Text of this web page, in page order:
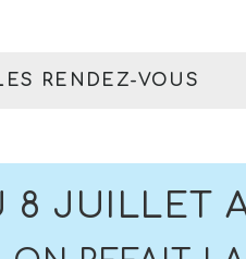
RENDEZ-VOUS
8 JUILLET